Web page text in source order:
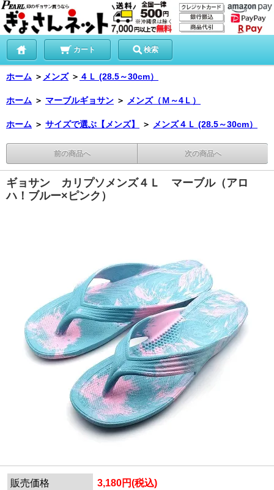
カート 検索
ホーム ＞ メンズ ＞ ４Ｌ (28.5～30cm）
ホーム ＞ マーブルギョサン ＞ メンズ（Ｍ～4Ｌ）
ホーム ＞ サイズで選ぶ【メンズ】 ＞ メンズ４Ｌ (28.5～30cm）
前の商品へ 次の商品へ
ギョサン カリプソメンズ４Ｌ マーブル（アロ
ハ！ブルー×ピンク）
販売価格 3,180円(税込)